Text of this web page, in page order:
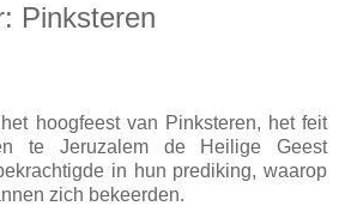
Pinksteren
hoogfeest van Pinksteren, het feit
te Jeruzalem de Heilige Geest
in hun prediking, waarop
zich bekeerden.